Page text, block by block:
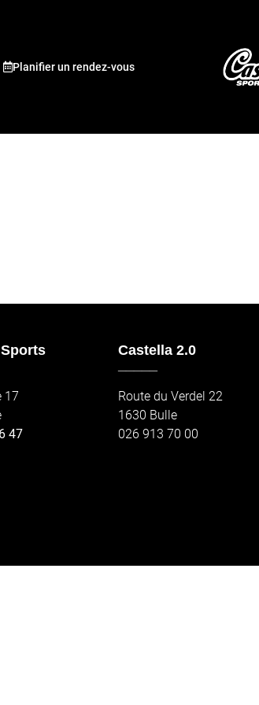
Planifier un rendez-vous
17
47
Castella 2.0
Route du Verdel 22
1630 Bulle
026 913 70 00